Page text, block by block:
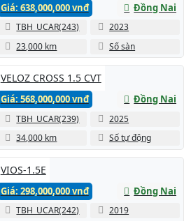
Giá: 638,000,000 vnđ Đồng Nai
TBH_UCAR(243)
2023
23,000 km
Số sàn
VELOZ CROSS 1.5 CVT
Giá: 568,000,000 vnđ Đồng Nai
TBH_UCAR(239)
2025
34,000 km
Số tự động
VIOS-1.5E
Giá: 298,000,000 vnđ Đồng Nai
TBH_UCAR(242)
2019